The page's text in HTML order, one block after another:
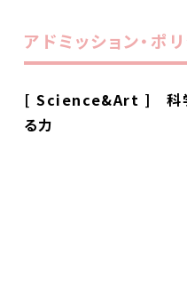
アドミッション・ポ
[ Science&Art ] 科学
る力